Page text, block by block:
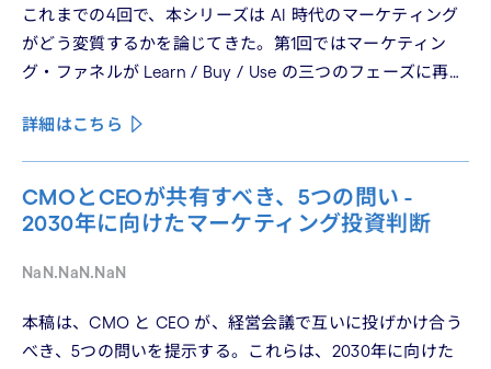
これまでの4回で、本シリーズは AI 時代のマーケティング
がどう変質するかを論じてきた。第1回ではマーケティン
グ・ファネルが Learn / Buy / Use の三つのフェーズに再構
パーソナライゼーションの罠を、第3回では Learn フェーズ
で再定義されつつあるブランドの可視性を、第4回では
CMO と CEO が共有すべき5つの問いを論じた。シリーズ
の最終回となる本稿は、これらの議論を日本市場の文脈に
「顧客との関係構築」が、世界で勝てる時代が、いま始
詳細はこちら
CMOとCEOが共有すべき、5つの問い -
2030年に向けたマーケティング投資判断
NaN.NaN.NaN
本稿は、CMO と CEO が、経営会議で互いに投げかけ合う
べき、5つの問いを提示する。これらは、2030年に向けた